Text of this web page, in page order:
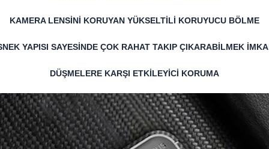
KAMERA LENSİNİ KORUYAN YÜKSELTİLİ KORUYUCU BÖLME
YAPISI SAYESİNDE ÇOK RAHAT TAKIP ÇIKARABİLMEK
DÜŞMELERE KARŞI ETKİLEYİCİ KORUMA